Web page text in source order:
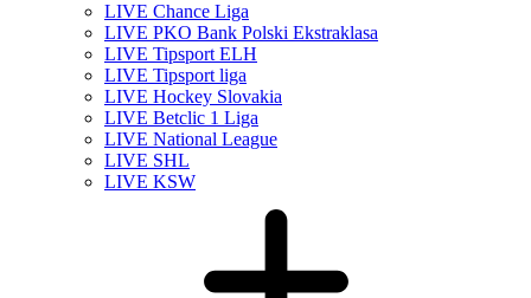
LIVE Chance Liga
LIVE PKO Bank Polski Ekstraklasa
LIVE Tipsport ELH
LIVE Tipsport liga
LIVE Hockey Slovakia
LIVE Betclic 1 Liga
LIVE National League
LIVE SHL
LIVE KSW